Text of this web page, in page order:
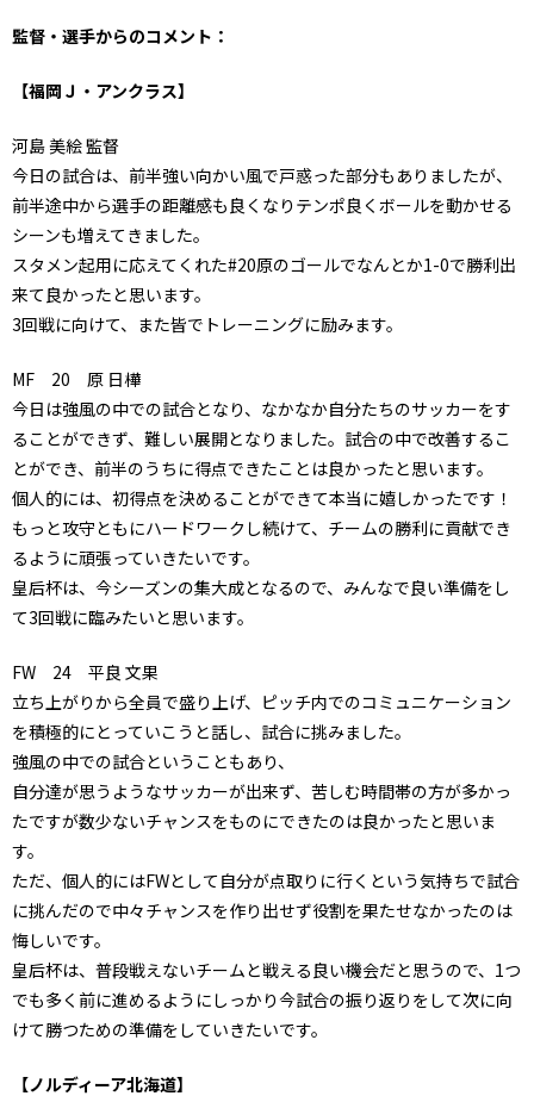
監督・選手からのコメント：
【福岡Ｊ・アンクラス】
河島 美絵 監督
今日の試合は、前半強い向かい風で戸惑った部分もありましたが、
前半途中から選手の距離感も良くなりテンポ良くボールを動かせる
シーンも増えてきました。
スタメン起用に応えてくれた#20原のゴールでなんとか1-0で勝利出
来て良かったと思います。
3回戦に向けて、また皆でトレーニングに励みます。
MF 20 原 日樺
今日は強風の中での試合となり、なかなか自分たちのサッカーをす
ることができず、難しい展開となりました。試合の中で改善するこ
とができ、前半のうちに得点できたことは良かったと思います。
個人的には、初得点を決めることができて本当に嬉しかったです！
もっと攻守ともにハードワークし続けて、チームの勝利に貢献でき
るように頑張っていきたいです。
皇后杯は、今シーズンの集大成となるので、みんなで良い準備をし
て3回戦に臨みたいと思います。
FW 24 平良 文果
立ち上がりから全員で盛り上げ、ピッチ内でのコミュニケーション
を積極的にとっていこうと話し、試合に挑みました。
強風の中での試合ということもあり、
自分達が思うようなサッカーが出来ず、苦しむ時間帯の方が多かっ
たですが数少ないチャンスをものにできたのは良かったと思いま
す。
ただ、個人的にはFWとして自分が点取りに行くという気持ちで試合
に挑んだので中々チャンスを作り出せず役割を果たせなかったのは
悔しいです。
皇后杯は、普段戦えないチームと戦える良い機会だと思うので、1つ
でも多く前に進めるようにしっかり今試合の振り返りをして次に向
けて勝つための準備をしていきたいです。
【ノルディーア北海道】